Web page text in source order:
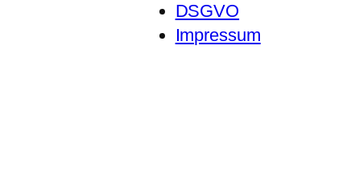
DSGVO
Impressum